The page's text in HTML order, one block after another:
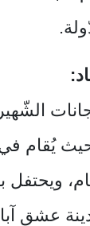
يُقام
ويحتفل
عشق